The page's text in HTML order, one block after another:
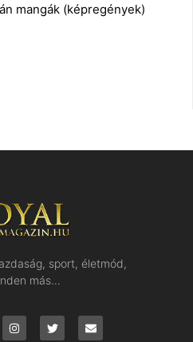
mangák (képregények)
sport, életmód,
más…